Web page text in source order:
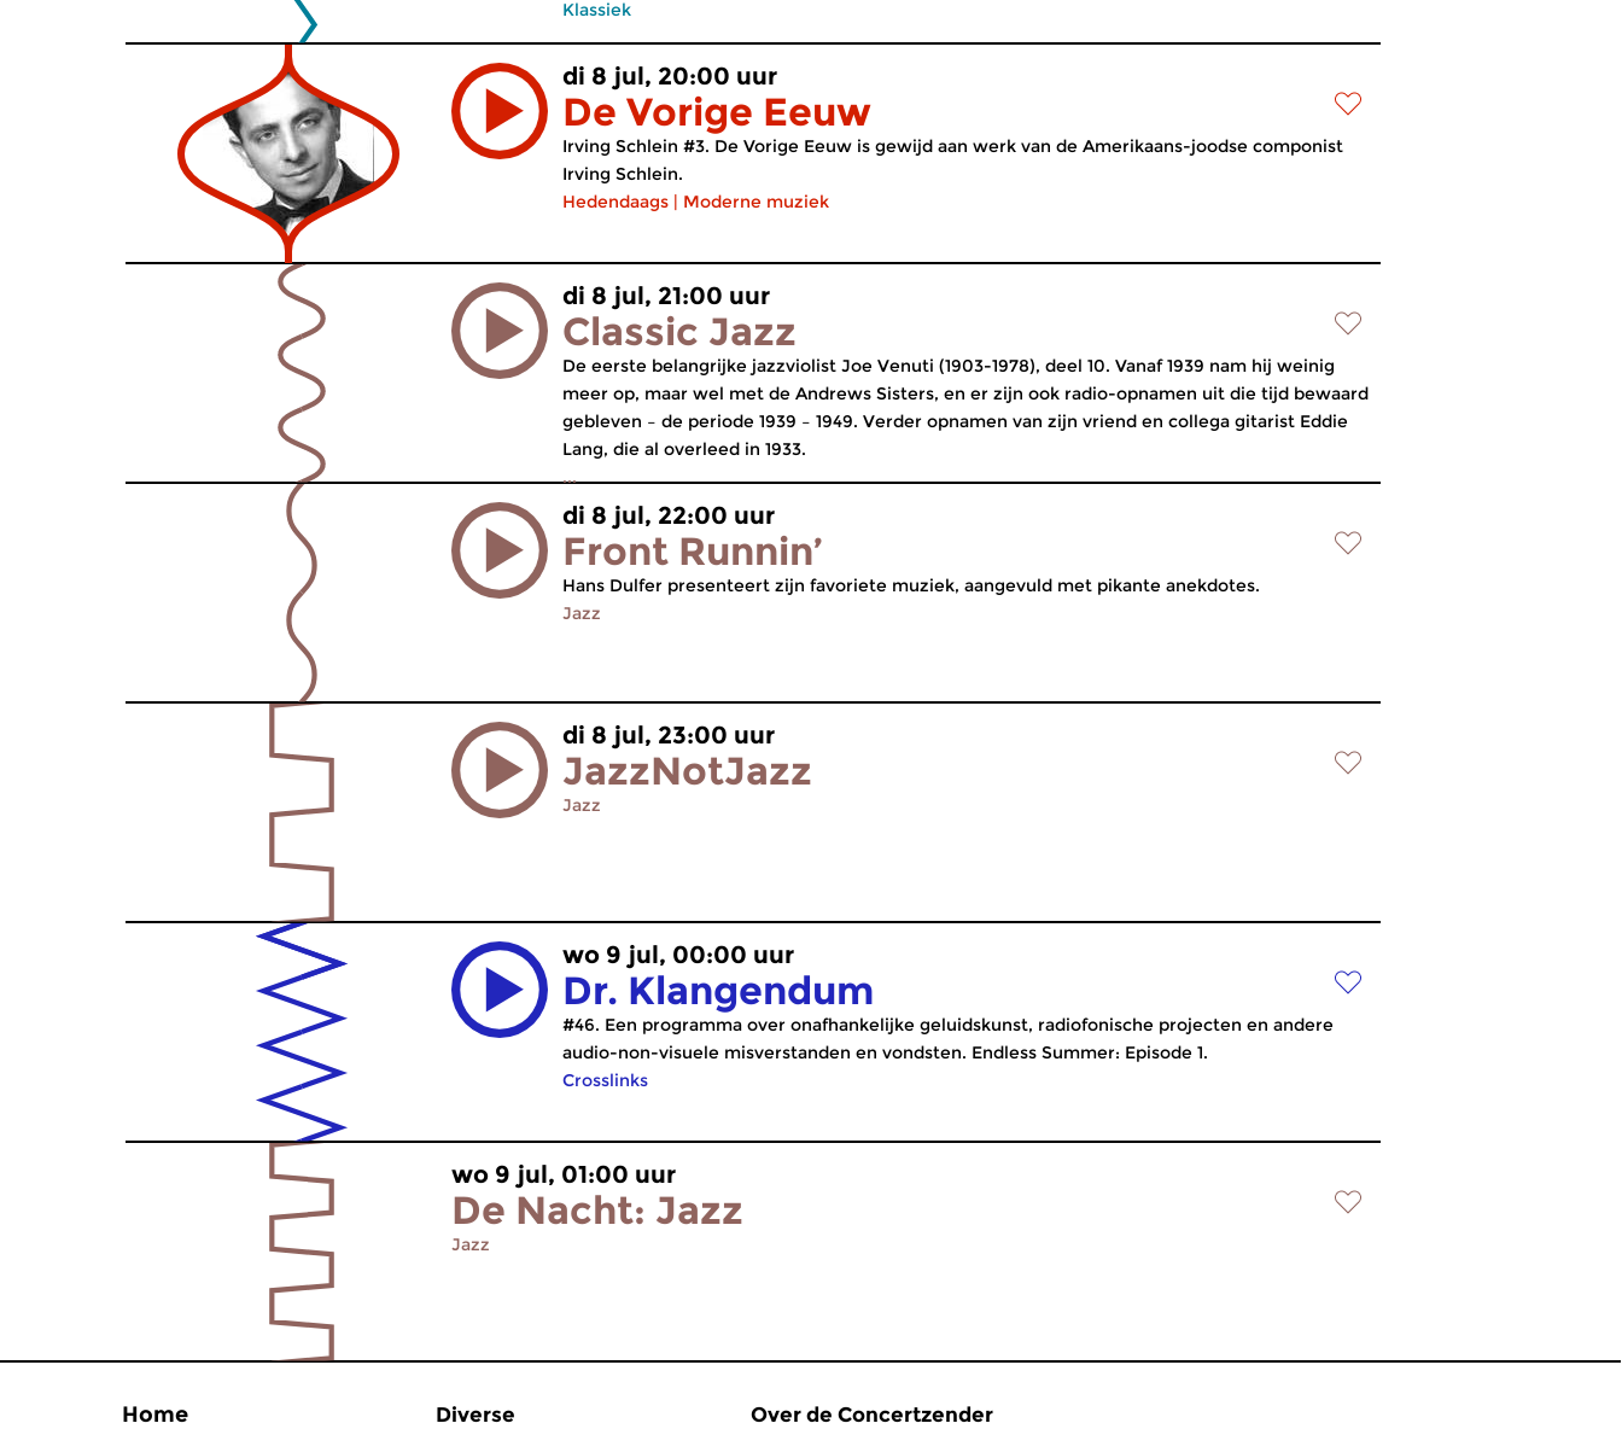
Klassiek
di 8 jul, 20:00 uur
De Vorige Eeuw
Irving Schlein #3. De Vorige Eeuw is gewijd aan werk van de Amerikaans-joodse componist
Irving Schlein.
Hedendaags | Moderne muziek
di 8 jul, 21:00 uur
Classic Jazz
De eerste belangrijke jazzviolist Joe Venuti (1903-1978), deel 10. Vanaf 1939 nam hij weinig
meer op, maar wel met de Andrews Sisters, en er zijn ook radio-opnamen uit die tijd bewaard
gebleven – de periode 1939 – 1949. Verder opnamen van zijn vriend en collega gitarist Eddie
Lang, die al overleed in 1933.
...
di 8 jul, 22:00 uur
Front Runnin’
Hans Dulfer presenteert zijn favoriete muziek, aangevuld met pikante anekdotes.
Jazz
di 8 jul, 23:00 uur
JazzNotJazz
Jazz
wo 9 jul, 00:00 uur
Dr. Klangendum
#46. Een programma over onafhankelijke geluidskunst, radiofonische projecten en andere
audio-non-visuele misverstanden en vondsten. Endless Summer: Episode 1.
Crosslinks
wo 9 jul, 01:00 uur
De Nacht: Jazz
Jazz
Home Diverse Over de Concertzender